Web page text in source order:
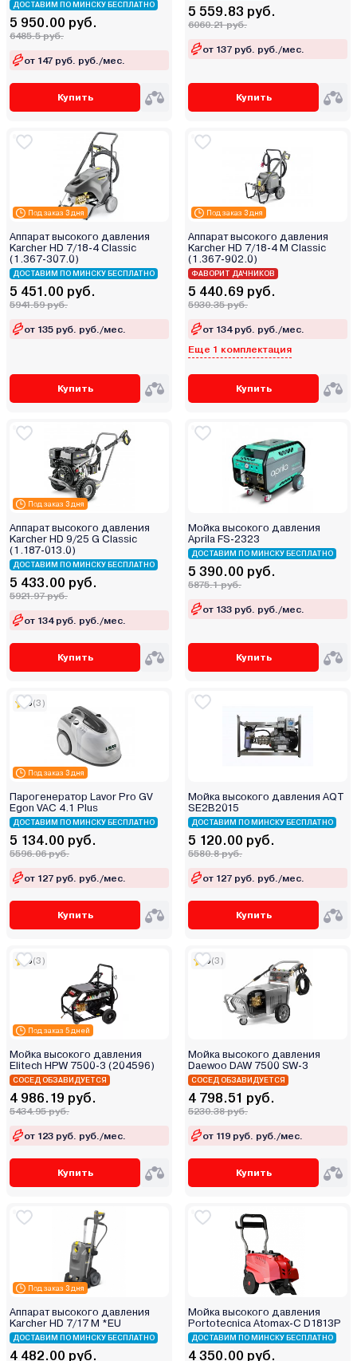
ДОСТАВИМ ПО МИНСКУ БЕСПЛАТНО
5 950.00 руб.
6485.5 руб.
от 147 руб. руб./мес.
Купить
5 559.83 руб.
6060.21 руб.
от 137 руб. руб./мес.
Купить
Под заказ 3 дня
Аппарат высокого давления
Karcher HD 7/18-4 Classic
(1.367-307.0)
ДОСТАВИМ ПО МИНСКУ БЕСПЛАТНО
5 451.00 руб.
5941.59 руб.
от 135 руб. руб./мес.
Купить
Под заказ 3 дня
Аппарат высокого давления
Karcher HD 7/18-4 M Classic
(1.367-902.0)
ФАВОРИТ ДАЧНИКОВ
5 440.69 руб.
5930.35 руб.
от 134 руб. руб./мес.
Еще 1 комплектация
Купить
Под заказ 3 дня
Аппарат высокого давления
Karcher HD 9/25 G Classic
(1.187-013.0)
ДОСТАВИМ ПО МИНСКУ БЕСПЛАТНО
5 433.00 руб.
5921.97 руб.
от 134 руб. руб./мес.
Купить
Мойка высокого давления
Aprila FS-2323
ДОСТАВИМ ПО МИНСКУ БЕСПЛАТНО
5 390.00 руб.
5875.1 руб.
от 133 руб. руб./мес.
Купить
Под заказ 3 дня
5(3)
Парогенератор Lavor Pro GV
Egon VAC 4.1 Plus
ДОСТАВИМ ПО МИНСКУ БЕСПЛАТНО
5 134.00 руб.
5596.06 руб.
от 127 руб. руб./мес.
Купить
Мойка высокого давления AQT
SE2B2015
ДОСТАВИМ ПО МИНСКУ БЕСПЛАТНО
5 120.00 руб.
5580.8 руб.
от 127 руб. руб./мес.
Купить
Под заказ 5 дней
5(3)
Мойка высокого давления
Elitech HPW 7500-3 (204596)
СОСЕД ОБЗАВИДУЕТСЯ
4 986.19 руб.
5434.95 руб.
от 123 руб. руб./мес.
Купить
5(3)
Мойка высокого давления
Daewoo DAW 7500 SW-3
СОСЕД ОБЗАВИДУЕТСЯ
4 798.51 руб.
5230.38 руб.
от 119 руб. руб./мес.
Купить
Под заказ 3 дня
Аппарат высокого давления
Karcher HD 7/17 M *EU
ДОСТАВИМ ПО МИНСКУ БЕСПЛАТНО
4 482.00 руб.
Мойка высокого давления
Portotecnica Atomax-C D1813P
ДОСТАВИМ ПО МИНСКУ БЕСПЛАТНО
4 350.00 руб.